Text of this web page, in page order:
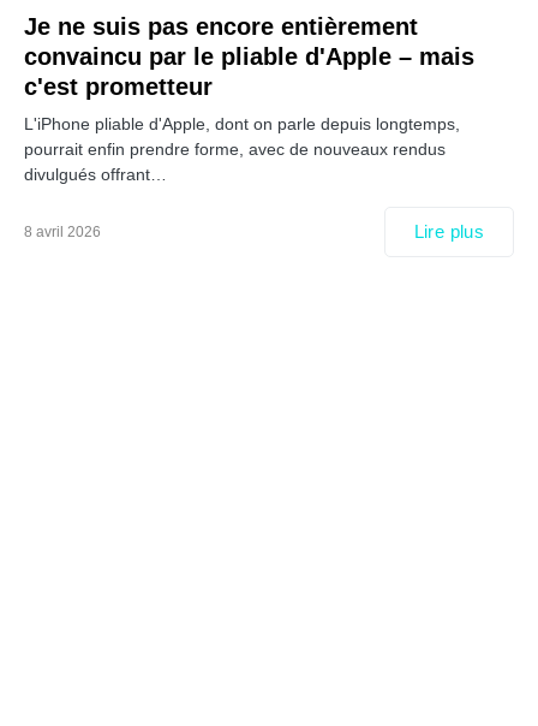
Je ne suis pas encore entièrement
convaincu par le pliable d'Apple – mais
c'est prometteur
L'iPhone pliable d'Apple, dont on parle depuis longtemps,
pourrait enfin prendre forme, avec de nouveaux rendus
divulgués offrant…
8 avril 2026 Lire plus